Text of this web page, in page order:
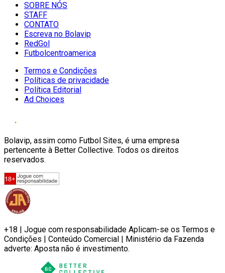
SOBRE NÓS
STAFF
CONTATO
Escreva no Bolavip
RedGol
Futbolcentroamerica
Termos e Condições
Políticas de privacidade
Política Editorial
Ad Choices
Bolavip, assim como Futbol Sites, é uma empresa
pertencente à Better Collective. Todos os direitos
reservados.
+18 | Jogue com responsabilidade Aplicam-se os Termos e
Condições | Conteúdo Comercial | Ministério da Fazenda
adverte: Aposta não é investimento.